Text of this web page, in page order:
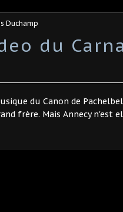
Duchamp
du
du Canon de
frère. Mais Annecy n'est